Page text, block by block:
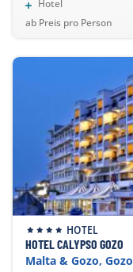
Hotel
ab Preis pro Person
HOTEL
HOTEL CALYPSO GOZO
Malta & Gozo, Gozo